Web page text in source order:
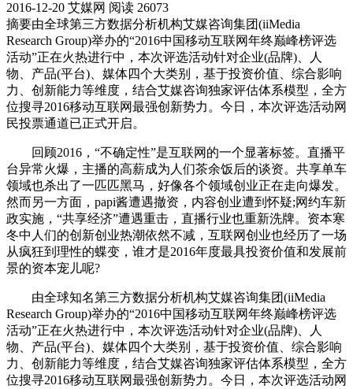
2016-12-20 艾媒网 阅读 26073
摘要由全球第三方数据分析机构艾媒咨询集团(iiMedia
Research Group)举办的“2016中国移动互联网年终巅峰榜评选
活动”正在火热进行中，本次评选活动针对企业(品牌)、人
物、产品(平台)、媒体四个大类别，基于投资价值、综合影响
力、创新能力等维度，结合艾媒咨询独家评估体系模型，全方
位搜寻2016移动互联网最强创新势力。今日，本次评选活动网
民投票通道已正式开启。
回顾2016，“不确定性”是互联网的一个显著标签。直播平
台异常火爆，主播的高薪成为人们茶余饭后的谈资。共享单车
领域也杀出了一匹匹黑马，好像各个领域创业正在走向爆发。
然而另一方面，papi酱遭遇撤资，内容创业遭到怀疑;网约车新
政实施，“共享经济”遭遇重击，直播行业也重新洗牌。资本寒
冬中人们的创新创业热潮依然不减，互联网创业也经历了一场
从疯狂到理性的蝶变，谁才是2016年度最具投资价值和发展前
景的资本宠儿呢?
由全球知名第三方数据分析机构艾媒咨询集团(iiMedia
Research Group)举办的“2016中国移动互联网年终巅峰榜评选
活动”正在火热进行中，本次评选活动针对企业(品牌)、人
物、产品(平台)、媒体四个大类别，基于投资价值、综合影响
力、创新能力等维度，结合艾媒咨询独家评估体系模型，全方
位搜寻2016移动互联网最强创新势力。今日，本次评选活动网